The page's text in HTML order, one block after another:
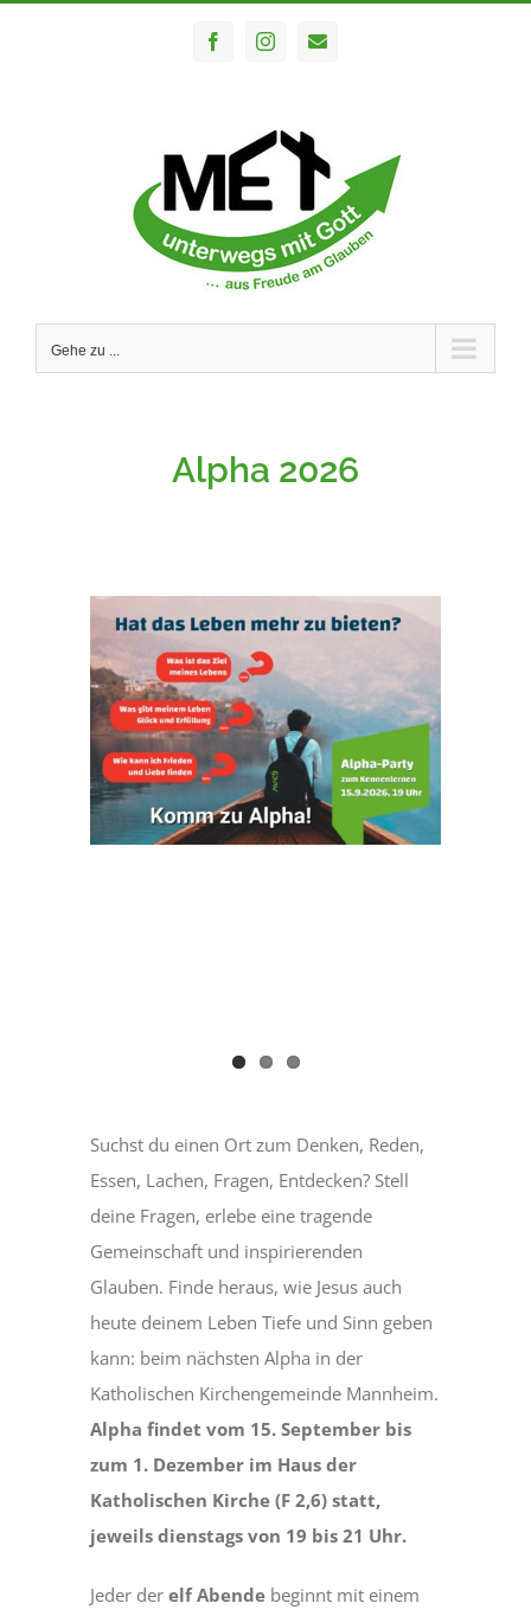
FacebookInstagram
E-
Gehe zu ...
Alpha 2026
Suchst du einen Ort zum Denken, Reden,
Essen, Lachen, Fragen, Entdecken? Stell
deine Fragen, erlebe eine tragende
Gemeinschaft und inspirierenden
Glauben. Finde heraus, wie Jesus auch
heute deinem Leben Tiefe und Sinn geben
kann: beim nächsten Alpha in der
Katholischen Kirchengemeinde Mannheim.
Alpha findet vom 15. September bis
zum 1. Dezember im Haus der
Katholischen Kirche (F 2,6) statt,
jeweils dienstags von 19 bis 21 Uhr.
Jeder derelf Abende beginnt mit einem